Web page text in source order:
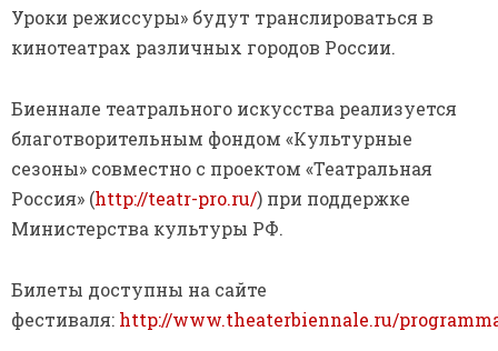
Уроки режиссуры» будут транслироваться в
кинотеатрах различных городов России.
Биеннале театрального искусства реализуется
благотворительным фондом «Культурные
сезоны» совместно с проектом «Театральная
Россия» (http://teatr-pro.ru/) при поддержке
Министерства культуры РФ.
Билеты доступны на сайте
фестиваля: http://www.theaterbiennale.ru/